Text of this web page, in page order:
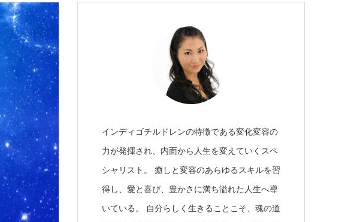
インディゴチルドレンの特徴である変化変容の
力が発揮され、内面から人生を変えていくスペ
シャリスト。 癒しと変容のあらゆるスキルを習
得し、愛と喜び、豊かさに満ち溢れた人生へ導
いている。 自分らしく生きることこそ、魂の道